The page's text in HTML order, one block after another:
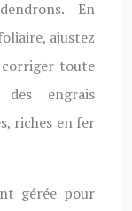
En
ajustez
toute
des engrais
riches en fer
gérée pour